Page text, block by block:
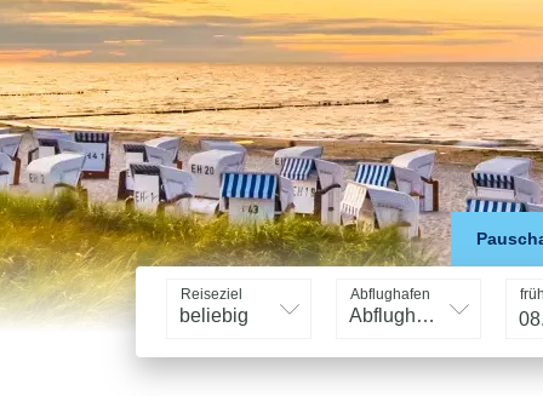
Reiseziel
beliebig
Abflughafen
Abflughafen